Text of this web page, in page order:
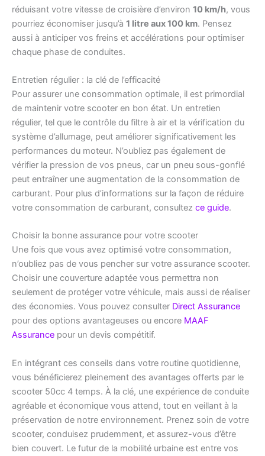
réduisant votre vitesse de croisière d’environ 10 km/h, vous
pourriez économiser jusqu’à 1 litre aux 100 km. Pensez
aussi à anticiper vos freins et accélérations pour optimiser
chaque phase de conduites.
Entretien régulier : la clé de l’efficacité
Pour assurer une consommation optimale, il est primordial
de maintenir votre scooter en bon état. Un entretien
régulier, tel que le contrôle du filtre à air et la vérification du
système d’allumage, peut améliorer significativement les
performances du moteur. N’oubliez pas également de
vérifier la pression de vos pneus, car un pneu sous-gonflé
peut entraîner une augmentation de la consommation de
carburant. Pour plus d’informations sur la façon de réduire
votre consommation de carburant, consultez ce guide.
Choisir la bonne assurance pour votre scooter
Une fois que vous avez optimisé votre consommation,
n’oubliez pas de vous pencher sur votre assurance scooter.
Choisir une couverture adaptée vous permettra non
seulement de protéger votre véhicule, mais aussi de réaliser
des économies. Vous pouvez consulter Direct Assurance
pour des options avantageuses ou encore MAAF
Assurance pour un devis compétitif.
En intégrant ces conseils dans votre routine quotidienne,
vous bénéficierez pleinement des avantages offerts par le
scooter 50cc 4 temps. À la clé, une expérience de conduite
agréable et économique vous attend, tout en veillant à la
préservation de notre environnement. Prenez soin de votre
scooter, conduisez prudemment, et assurez-vous d’être
bien couvert. Le futur de la mobilité urbaine est entre vos